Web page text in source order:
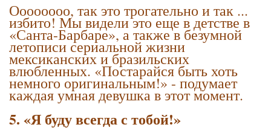
Оооооооо, так это трогательно и так ...
избито! Мы видели это еще в детстве в
«Санта-Барбаре», а также в безумной
летописи сериальной жизни
мексиканских и бразильских
влюбленных. «Постарайся быть хоть
немного оригинальным!» - подумает
каждая умная девушка в этот момент.
5. «Я буду всегда с тобой!»